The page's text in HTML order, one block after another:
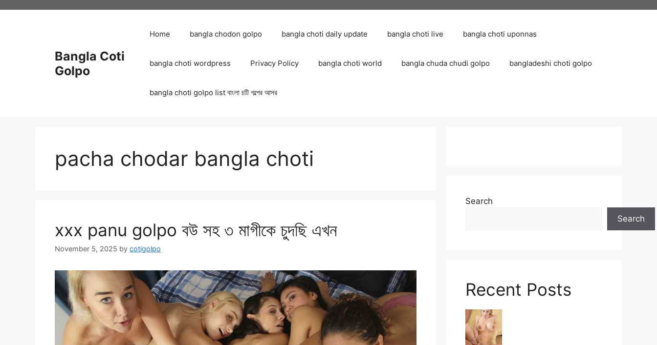
Bangla Coti
Golpo
Home bangla chodon golpo bangla choti daily update bangla choti live bangla choti uponnas
bangla choti wordpress Privacy Policy bangla choti world bangla chuda chudi golpo bangladeshi choti golpo
bangla choti golpo list বাংলা চটি গল্পের আসর
pacha chodar bangla choti
xxx panu golpo বউ সহ ৩ মাগীকে চুদছি এখন
November 5, 2025 by cotigolpo
Search
Search
Recent Posts